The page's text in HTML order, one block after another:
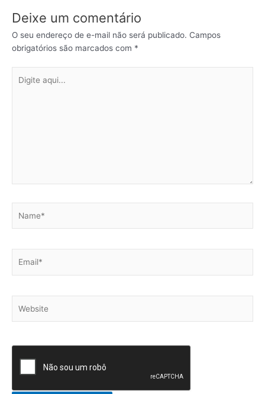
Deixe um comentário
O seu endereço de e-mail não será publicado. Campos
obrigatórios são marcados com *
aqui...